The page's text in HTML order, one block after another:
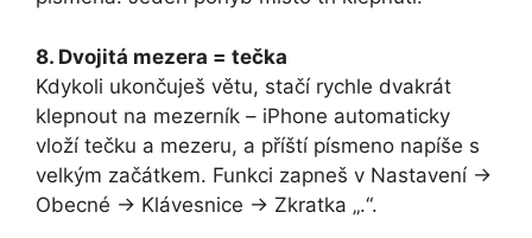
8. Dvojitá mezera = tečka
Kdykoli ukončuješ větu, stačí rychle dvakrát
klepnout na mezerník – iPhone automaticky
vloží tečku a mezeru, a příští písmeno napíše s
velkým začátkem. Funkci zapneš v Nastavení →
Obecné → Klávesnice → Zkratka „.“.